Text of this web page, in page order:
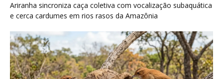
Ariranha sincroniza caça coletiva com vocalização subaquática
e cerca cardumes em rios rasos da Amazônia